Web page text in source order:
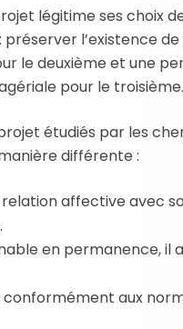
légitime ses choix
l’existence
le deuxième et une
pour le troisième.
étudiés par les
différente :
affective avec
en permanence, il
aux